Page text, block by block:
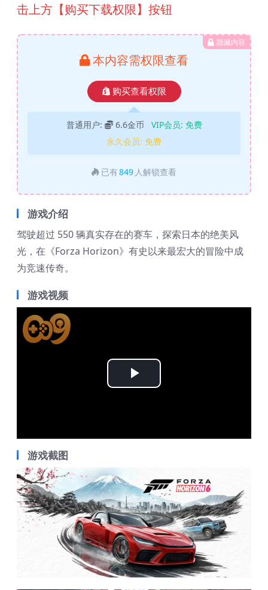
击上方【购买下载权限】按钮
隐藏内容
本内容需权限查看
购买查看权限
普通用户: 6.6金币 VIP会员: 免费
永久会员: 免费
已有849 人解锁查看
游戏介绍
驾驶超过 550 辆真实存在的赛车，探索日本的绝美风
光，在《Forza Horizon》有史以来最宏大的冒险中成
为竞速传奇。
游戏视频
Play
游戏截图